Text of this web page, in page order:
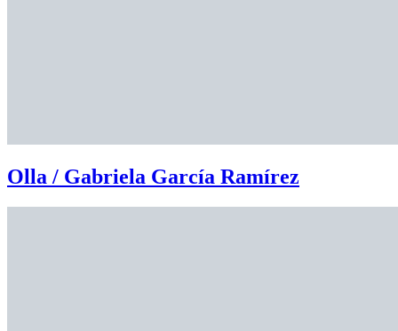
Olla / Gabriela García Ramírez